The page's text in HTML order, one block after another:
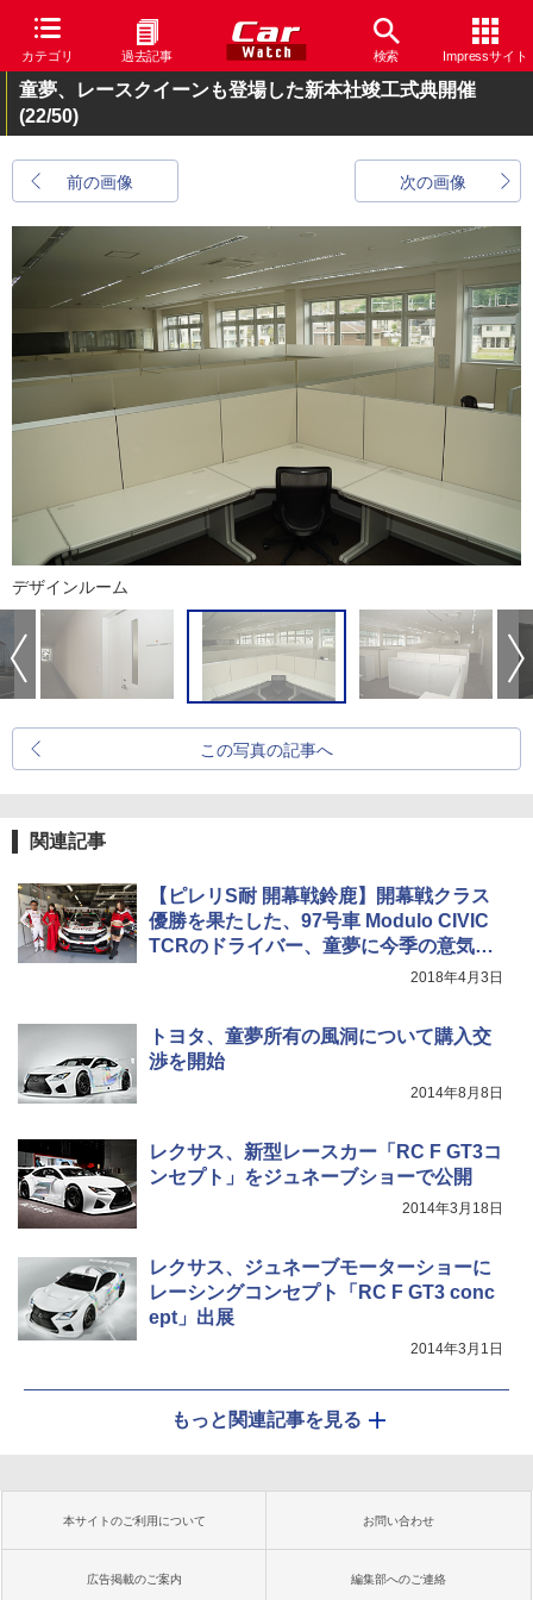
カテゴリ 過去記事 検索 Impressサイト
童夢、レースクイーンも登場した新本社竣工式典開催
(22/50)
前の画像 次の画像
デザインルーム
この写真の記事へ
関連記事
【ピレリS耐 開幕戦鈴鹿】開幕戦クラス
優勝を果たした、97号車 Modulo CIVIC
TCRのドライバー、童夢に今季の意気込
2018年4月3日
トヨタ、童夢所有の風洞について購入交
渉を開始
2014年8月8日
レクサス、新型レースカー「RC F GT3コ
ンセプト」をジュネーブショーで公開
2014年3月18日
レクサス、ジュネーブモーターショーに
レーシングコンセプト「RC F GT3 conc
ept」出展
2014年3月1日
もっと関連記事を見る
本サイトのご利用について お問い合わせ
広告掲載のご案内 編集部へのご連絡